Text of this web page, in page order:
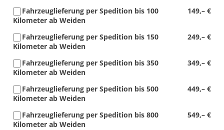
149,– €
Fahrzeuglieferung per Spedition bis 100
Kilometer ab Weiden
249,– €
Fahrzeuglieferung per Spedition bis 150
Kilometer ab Weiden
349,– €
Fahrzeuglieferung per Spedition bis 350
Kilometer ab Weiden
449,– €
Fahrzeuglieferung per Spedition bis 500
Kilometer ab Weiden
549,– €
Fahrzeuglieferung per Spedition bis 800
Kilometer ab Weiden